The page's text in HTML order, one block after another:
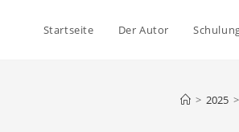
Startseite Der Autor
> 2025 >